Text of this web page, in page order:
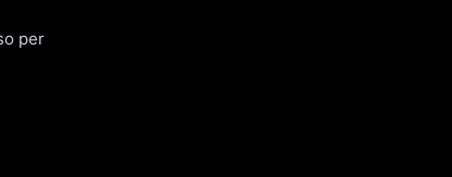
per